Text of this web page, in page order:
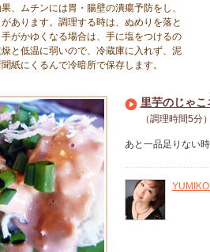
、ムチンには胃・腸壁の潰瘍予防をし、
あります。調理する時は、ぬめりを落と
がかゆくなる場合は、手に塩をつけるの
と低温に弱いので、冷蔵庫に入れず、泥
紙にくるんで冷暗所で保存します。
里芋のじゃ
（調理時間5分）
あと一品足りない